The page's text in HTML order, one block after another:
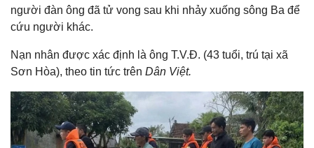
người đàn ông đã tử vong sau khi nhảy xuống sông Ba để
cứu người khác.
Nạn nhân được xác định là ông T.V.Đ. (43 tuổi, trú tại xã
Sơn Hòa), theo tin tức trên Dân Việt.